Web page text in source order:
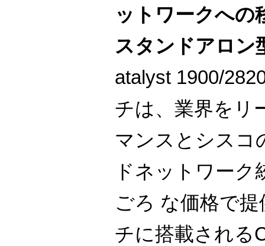
ットワークへの
スタンドアロン
atalyst 1900/
チは、業界をリ
マンスとシスコ
ドネットワーク
ごろ な価格で
チに搭載される